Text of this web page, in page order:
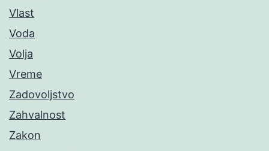
Vlast
Voda
Volja
Vreme
Zadovoljstvo
Zahvalnost
Zakon